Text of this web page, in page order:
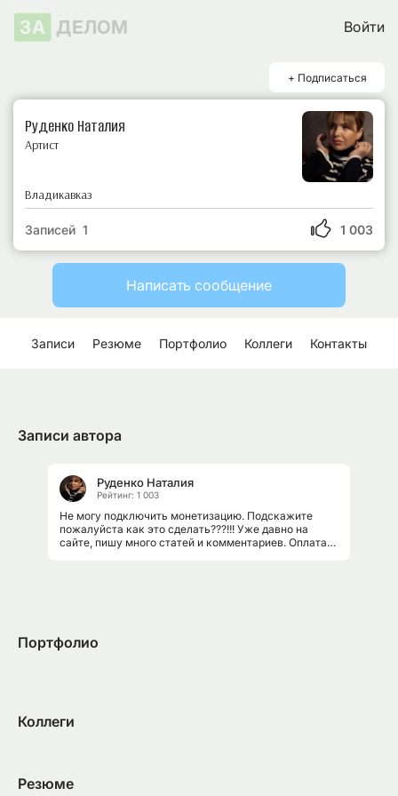
ЗА ДЕЛОМ Войти
+ Подписаться
Руденко Наталия
Артист
Владикавказ
1 003
Записей 1
Написать сообщение
Записи Резюме Портфолио Коллеги Контакты
Записи автора
Руденко Наталия
Рейтинг: 1 003
Не могу подключить монетизацию. Подскажите
пожалуйста как это сделать???!!! Уже давно на
сайте, пишу много статей и комментариев. Оплата
Портфолио
Коллеги
Резюме